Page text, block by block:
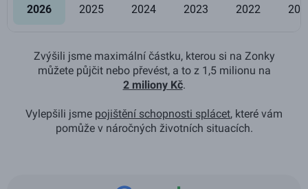
2026 2025 2024 2023 2022
Použijte šipky vlevo a vpravo pro navigaci, Home a End pro
Zvýšili jsme maximální částku, kterou si na Zonky
můžete půjčit nebo převést, a to z 1,5 milionu na
2 miliony Kč.
Vylepšili jsme pojištění schopnosti splácet, které vám
pomůže v náročných životních situacích.